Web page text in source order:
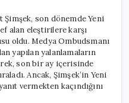
Suskunluğu
Neden
Sürüyor?
için
Şimşek, son dönemde Yeni
alan eleştirilere karşı
oldu. Medya Ombudsmanı
yapılan yalanlamaların
son bir ay içerisinde
Ancak, Şimşek’in Yeni
vermekten kaçındığını